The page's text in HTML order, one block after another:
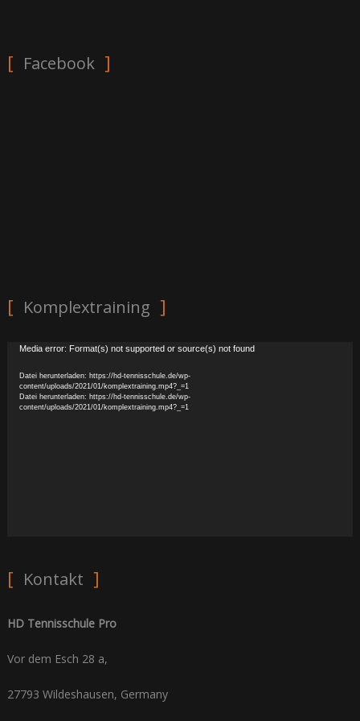
Facebook
Komplextraining
Video-
Media error: Format(s) not supported or source(s) not found
Datei herunterladen: https://hd-tennisschule.de/wp-
content/uploads/2021/01/komplextraining.mp4?_=1
Datei herunterladen: https://hd-tennisschule.de/wp-
content/uploads/2021/01/komplextraining.mp4?_=1
Kontakt
HD Tennisschule Pro
Vor dem Esch 28 a,
27793 Wildeshausen, Germany